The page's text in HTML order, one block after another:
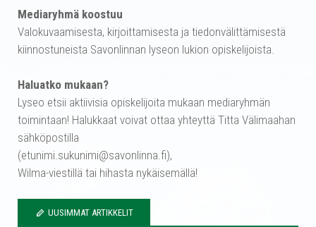
Mediaryhmä koostuu
Valokuvaamisesta, kirjoittamisesta ja tiedonvälittämisestä
kiinnostuneista Savonlinnan lyseon lukion opiskelijoista.
Haluatko mukaan?
Lyseo etsii aktiivisia opiskelijoita mukaan mediaryhmän
toimintaan! Halukkaat voivat ottaa yhteyttä Titta Välimaahan
sähköpostilla
(etunimi.sukunimi@savonlinna.fi),
Wilma-viestillä tai hihasta nykäisemällä!
UUSIMMAT ARTIKKELIT